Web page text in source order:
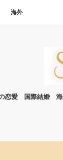
海外
恋愛 国際結婚 海